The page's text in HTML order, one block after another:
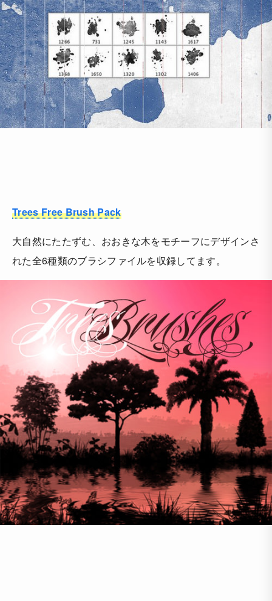
Trees Free Brush Pack
大自然にたたずむ、おおきな木をモチーフにデザインさ
れた全6種類のブラシファイルを収録してます。